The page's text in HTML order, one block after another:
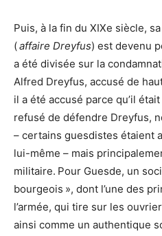
Puis, à la fin du XIXe siècle,
(affaire Dreyfus) est devenu
a été divisée sur la
Alfred Dreyfus, accusé de
il a été accusé parce qu’il
refusé de défendre Dreyfus,
– certains guesdistes étaient
lui-même – mais
militaire. Pour Guesde, un
bourgeois », dont l’une des
l’armée, qui tire sur les
ainsi comme un authentique